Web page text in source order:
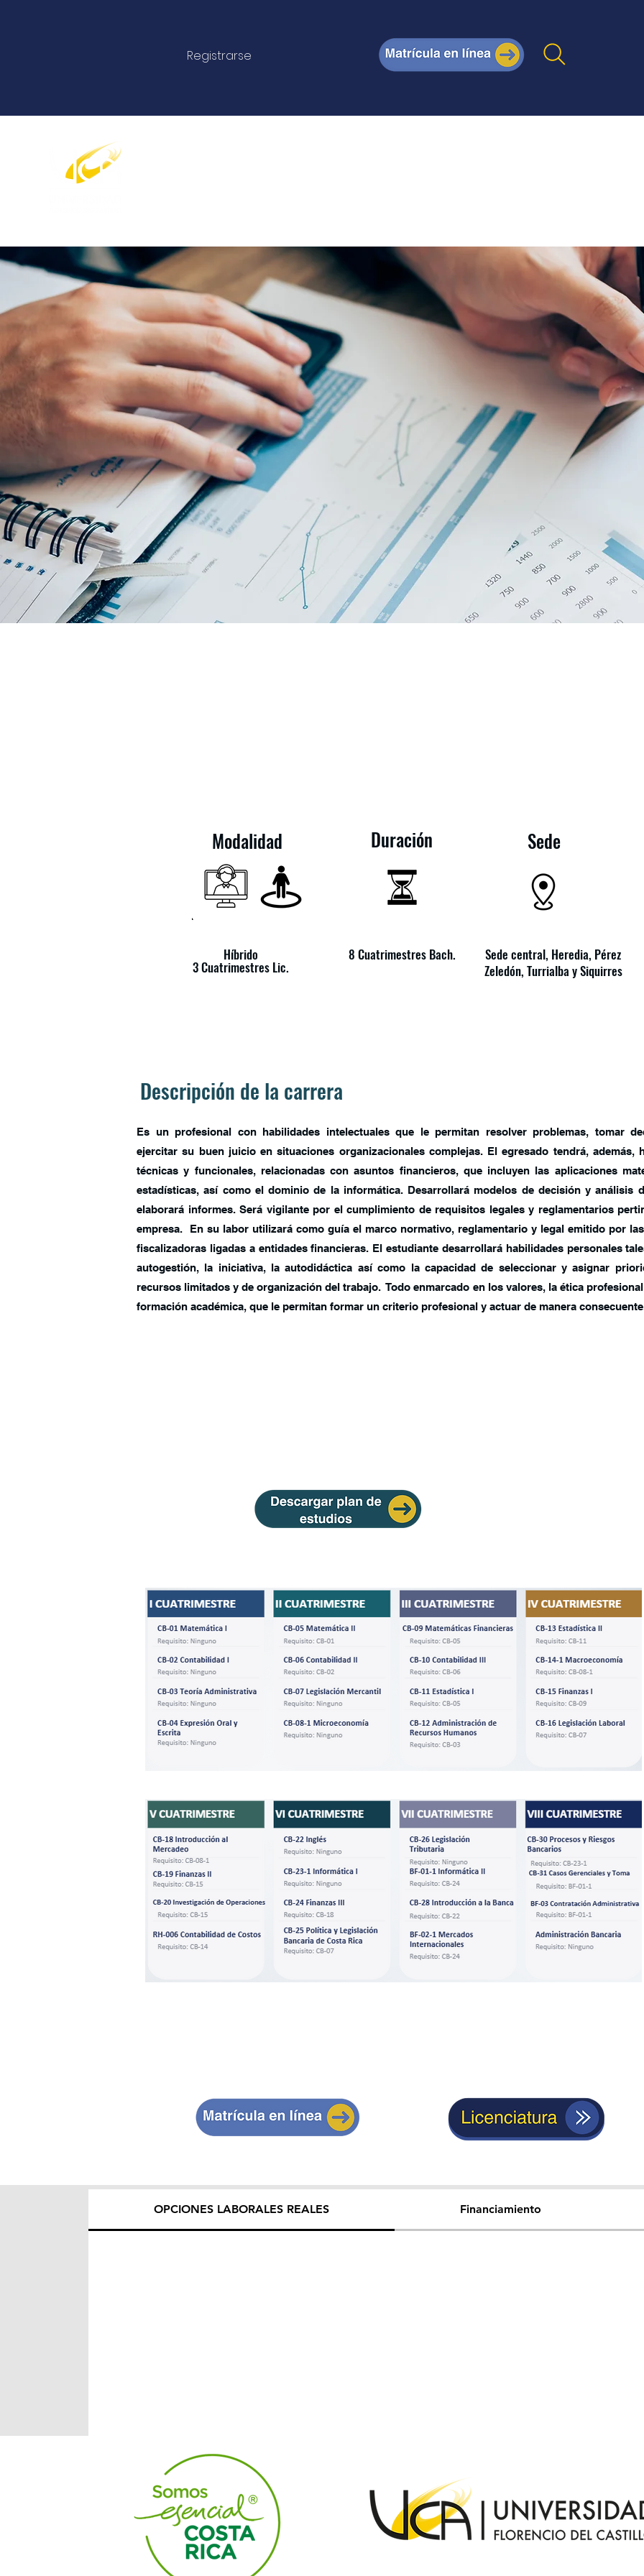
Registrarse
Modalidad Duración Sede
Híbrido
3 Cuatrimestres Lic.
8 Cuatrimestres Bach.
Sede central, Heredia, Pérez
Zeledón, Turrialba y Siquirres
Descripción de la carrera
Es un profesional con habilidades intelectuales que le permitan resolver problemas, tomar
ejercitar su buen juicio en situaciones organizacionales complejas. El egresado tendrá, además,
técnicas y funcionales, relacionadas con asuntos financieros, que incluyen las aplicaciones
estadísticas, así como el dominio de la informática. Desarrollará modelos de decisión y análisis
elaborará informes. Será vigilante por el cumplimiento de requisitos legales y reglamentarios
empresa. En su labor utilizará como guía el marco normativo, reglamentario y legal emitido por
fiscalizadoras ligadas a entidades financieras. El estudiante desarrollará habilidades personales
autogestión, la iniciativa, la autodidáctica así como la capacidad de seleccionar y asignar
recursos limitados y de organización del trabajo. Todo enmarcado en los valores, la ética
formación académica, que le permitan formar un criterio profesional y actuar de manera
OPCIONES LABORALES REALES Financiamiento